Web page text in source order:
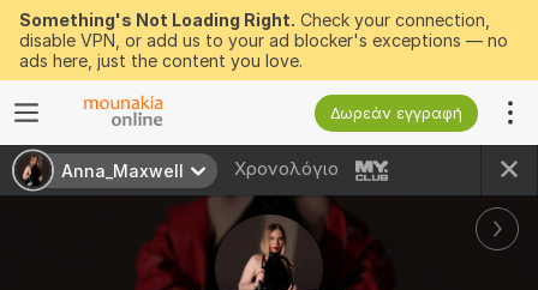
Something's Not Loading Right. Check your connection,
disable VPN, or add us to your ad blocker's exceptions — no
ads here, just the content you love.
Δωρεάν εγγραφή
Anna_Maxwell Χρονολόγιο